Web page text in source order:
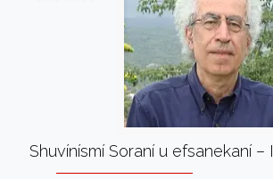
Shuvínísmí Soraní u efsanekaní – I